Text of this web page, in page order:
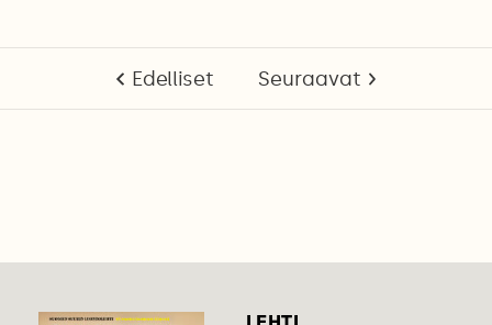
Edelliset Seuraavat